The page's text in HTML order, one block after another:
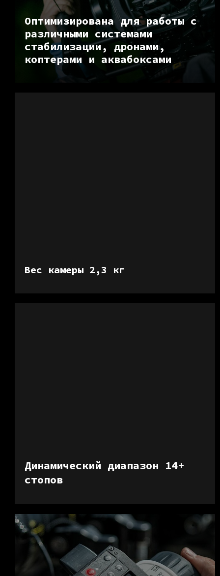
Оптимизирована для работы с
различными системами
стабилизации, дронами,
коптерами и аквабоксами
Вес камеры 2,3 кг
Динамический диапазон 14+
стопов